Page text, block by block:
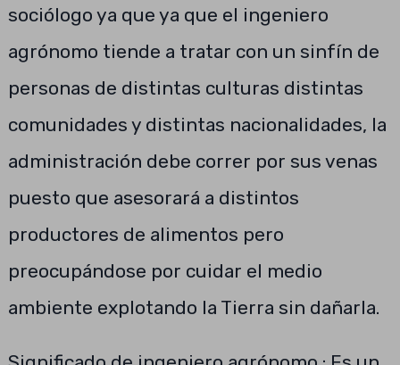
sociólogo ya que ya que el ingeniero
agrónomo tiende a tratar con un sinfín de
personas de distintas culturas distintas
comunidades y distintas nacionalidades, la
administración debe correr por sus venas
puesto que asesorará a distintos
productores de alimentos pero
preocupándose por cuidar el medio
ambiente explotando la Tierra sin dañarla.